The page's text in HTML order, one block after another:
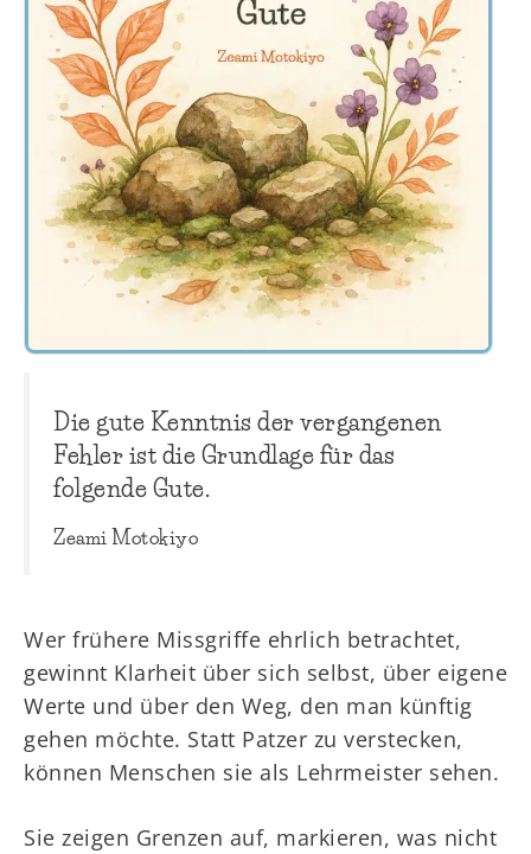
Die gute Kenntnis der vergangenen
Fehler ist die Grundlage für das
folgende Gute.
Zeami Motokiyo
Wer frühere Missgriffe ehrlich betrachtet,
gewinnt Klarheit über sich selbst, über eigene
Werte und über den Weg, den man künftig
gehen möchte. Statt Patzer zu verstecken,
können Menschen sie als Lehrmeister sehen.
Sie zeigen Grenzen auf, markieren, was nicht